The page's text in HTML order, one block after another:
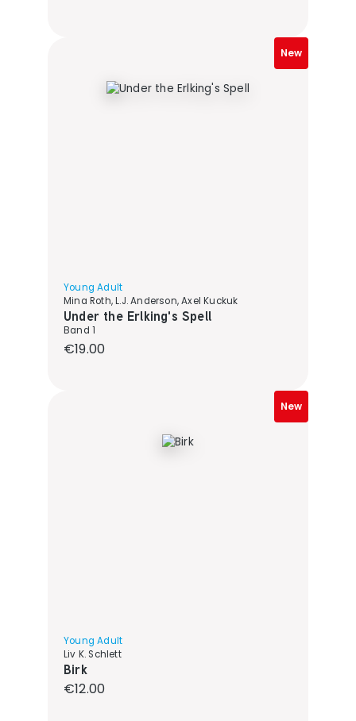
New
Young Adult
Mina Roth, L.J. Anderson, Axel Kuckuk
Under the Erlking's Spell
Band 1
Regular price:
€19.00
New
Young Adult
Liv K. Schlett
Birk
Regular price:
€12.00